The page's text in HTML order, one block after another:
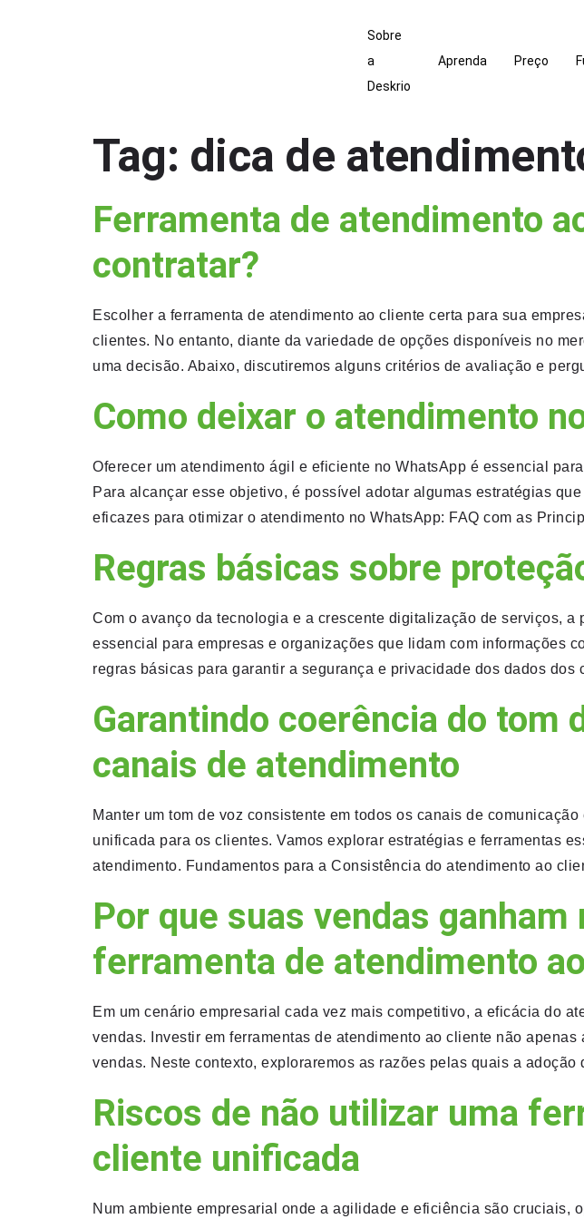
Sobre
a
Deskrio
Aprenda Preço
Tag: dica de
Ferramenta de atendimento
contratar?
Escolher a ferramenta de atendimento ao cliente certa para sua
clientes. No entanto, diante da variedade de opções disponíveis no
uma decisão. Abaixo, discutiremos alguns critérios de avaliação e
Como deixar o atendimento
Oferecer um atendimento ágil e eficiente no WhatsApp é essencial
Para alcançar esse objetivo, é possível adotar algumas estratégias
eficazes para otimizar o atendimento no WhatsApp: FAQ com as
Regras básicas sobre
Com o avanço da tecnologia e a crescente digitalização de serviços,
essencial para empresas e organizações que lidam com informações
regras básicas para garantir a segurança e privacidade dos dados
Garantindo coerência do tom
canais de atendimento
Manter um tom de voz consistente em todos os canais de
unificada para os clientes. Vamos explorar estratégias e ferramentas
atendimento. Fundamentos para a Consistência do atendimento ao
Por que suas vendas
ferramenta de atendimento
Em um cenário empresarial cada vez mais competitivo, a eficácia do
vendas. Investir em ferramentas de atendimento ao cliente não
vendas. Neste contexto, exploraremos as razões pelas quais a
Riscos de não utilizar uma
cliente unificada
Num ambiente empresarial onde a agilidade e eficiência são cruciais,